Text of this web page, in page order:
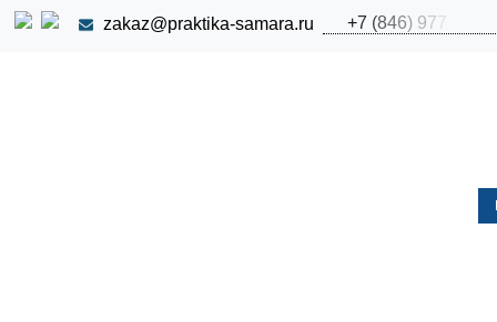
zakaz@praktika-samara.ru +7 (846) 977